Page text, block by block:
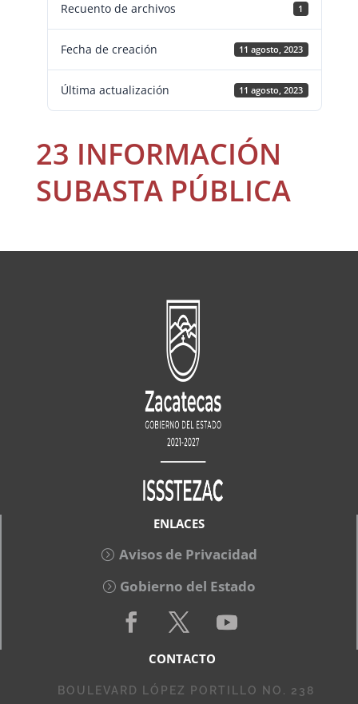
Recuento de archivos 1
Fecha de creación 11 agosto, 2023
Última actualización 11 agosto, 2023
23 INFORMACIÓN
SUBASTA PÚBLICA
ENLACES
Avisos de Privacidad
Gobierno del Estado
CONTACTO
BOULEVARD LÓPEZ PORTILLO NO. 238